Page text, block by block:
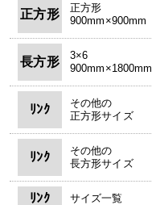
正方形
正方形
900mm×900mm
長方形
3×6
900mm×1800mm
ﾘﾝｸ
その他の
正方形サイズ
ﾘﾝｸ
その他の
長方形サイズ
ﾘﾝｸ サイズ一覧